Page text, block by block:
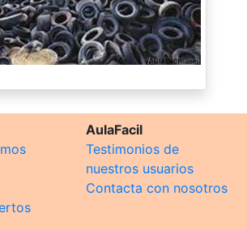
AulaFacil
Testimonios de
nuestros usuarios
Contacta con nosotros